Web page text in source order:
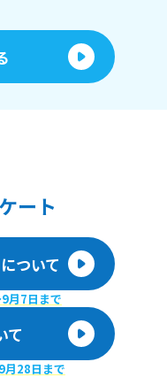
ート
ついて
月7日まで
て
月28日まで